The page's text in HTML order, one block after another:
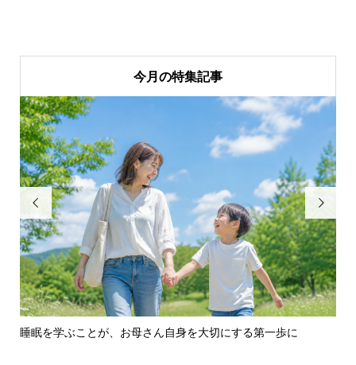
今月の特集記事

する第一歩に
子どもの才能を呼び覚ます『快速走法×究極睡
